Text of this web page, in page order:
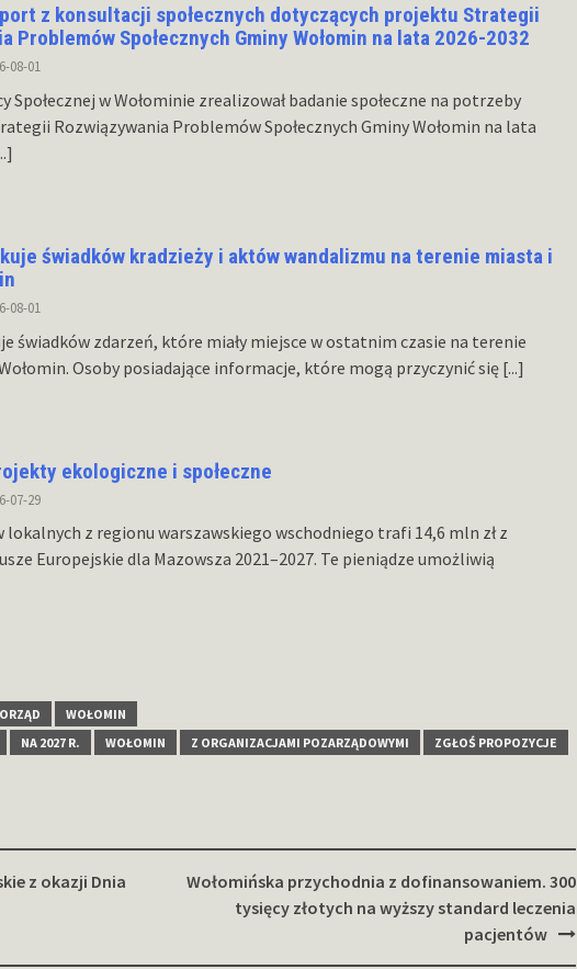
z konsultacji społecznych dotyczących projektu Strategii
Problemów Społecznych Gminy Wołomin na lata 2026-2032
08-01
Społecznej w Wołominie zrealizował badanie społeczne na potrzeby
Rozwiązywania Problemów Społecznych Gminy Wołomin na lata
świadków kradzieży i aktów wandalizmu na terenie miasta i
08-01
świadków zdarzeń, które miały miejsce w ostatnim czasie na terenie
Osoby posiadające informacje, które mogą przyczynić się [...]
ekologiczne i społeczne
07-29
lokalnych z regionu warszawskiego wschodniego trafi 14,6 mln zł z
Europejskie dla Mazowsza 2021–2027. Te pieniądze umożliwią
WOŁOMIN
NA 2027 R. WOŁOMIN Z ORGANIZACJAMI POZARZĄDOWYMI ZGŁOŚ PROPOZYCJE
z okazji Dnia
Wołomińska przychodnia z dofinansowaniem. 300
tysięcy złotych na wyższy standard leczenia
pacjentów